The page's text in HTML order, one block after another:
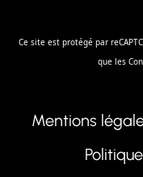
Ce site est protégé par
que les
Mentions